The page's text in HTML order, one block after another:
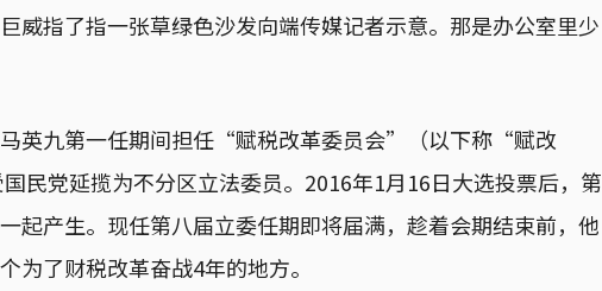
威指了指一张草绿色沙发向端传媒记者示意。那是办公室里少
英九第一任期间担任“赋税改革委员会”（以下称“赋改
民党延揽为不分区立法委员。2016年1月16日大选投票后，第
起产生。现任第八届立委任期即将届满，趁着会期结束前，他
为了财税改革奋战4年的地方。